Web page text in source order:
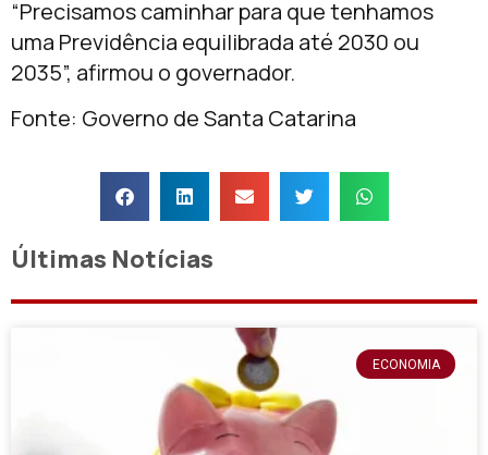
“Precisamos caminhar para que tenhamos
uma Previdência equilibrada até 2030 ou
2035”, afirmou o governador.
Fonte: Governo de Santa Catarina
Últimas Notícias
ECONOMIA